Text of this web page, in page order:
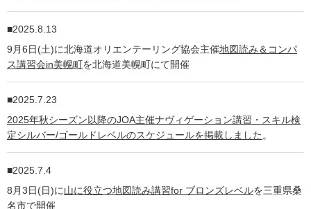
2025.8.13
9月6日(土)に北海道オリエンテーリング協会主催地図読み＆コンパ
ス講習会in美幌町を北海道美幌町にて開催
2025.7.23
2025年秋シーズン以降のJOA主催ナヴィゲーション講習・スキル検
定シルバー/ゴールドレベルのスケジュールを掲載しました 。
2025.7.4
8月3日(日)に山に役立つ地図読み講習for ブロンズレベルを三重県桑
名市で開催